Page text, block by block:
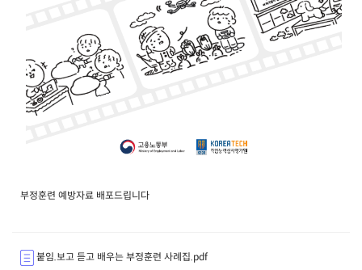
부정훈련 예방자료 배포드립니다
붙임.보고 듣고 배우는 부정훈련 사례집.pdf